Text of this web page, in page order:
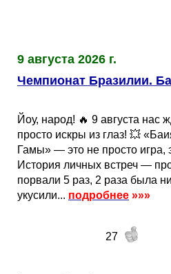
Отзывы
Партнёрка
Вакансии
Платные
Чемпионатов
Еврокубки
Лига Европы
Лига Конференций
Поиск команд
Расчёт системы
Telegram Bot
9 августа 2026 г.
Чемпионат Бразилии.
Йоу, народ! 🔥 9 августа нас
просто искры из глаз! 💥
Гамы» — это не просто игра,
История личных встреч —
порвали 5 раз, 2 раза была
укусили... подробнее »»»
27